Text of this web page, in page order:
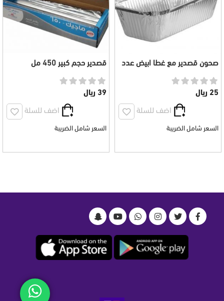
صحون قصدير مع غطا ابيض عدد
25 ريال
اضف للسلة
السعر شامل الضريبة
قصدير حجم كبير 450 مل
39 ريال
اضف للسلة
السعر شامل الضريبة